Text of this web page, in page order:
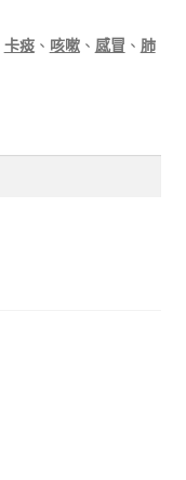
卡痰、 咳嗽、 感冒 、 肺